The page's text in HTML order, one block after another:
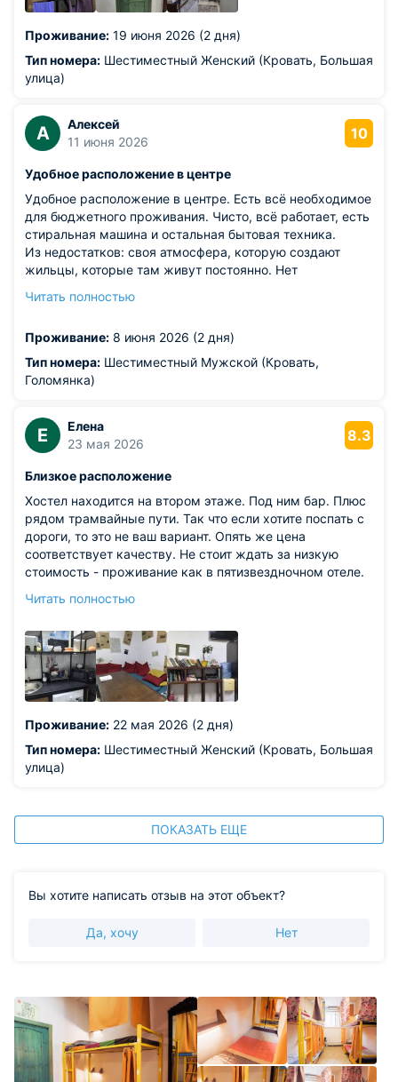
Проживание: 19 июня 2026 (2 дня)
Тип номера: Шестиместный Женский (Кровать, Большая
улица)
А
Алексей
11 июня 2026
10
Удобное расположение в центре
Удобное расположение в центре. Есть всё необходимое
для бюджетного проживания. Чисто, всё работает, есть
стиральная машина и остальная бытовая техника.
Из недостатков: своя атмосфера, которую создают
жильцы, которые там живут постоянно. Нет
на ночь, поэтому ценные вещи лучше носить с собой.
дом (но это не вина хостела, конечно же :)
Читать полностью
Проживание: 8 июня 2026 (2 дня)
Тип номера: Шестиместный Мужской (Кровать,
Голомянка)
Е
Елена
23 мая 2026
8.3
Близкое расположение
Хостел находится на втором этаже. Под ним бар. Плюс
рядом трамвайные пути. Так что если хотите поспать с
дороги, то это не ваш вариант. Опять же цена
соответствует качеству. Не стоит ждать за низкую
стоимость - проживание как в пятизвездночном отеле.
с центром города и отзывчивым администратором. А,
Читать полностью
Проживание: 22 мая 2026 (2 дня)
Тип номера: Шестиместный Женский (Кровать, Большая
улица)
ПОКАЗАТЬ ЕЩЕ
Вы хотите написать отзыв на этот объект?
Да, хочу Нет